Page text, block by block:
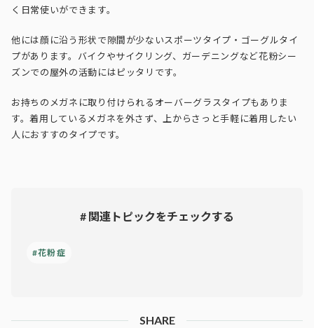
く日常使いができます。
他には顔に沿う形状で隙間が少ないスポーツタイプ・ゴーグルタイ
プがあります。バイクやサイクリング、ガーデニングなど花粉シー
ズンでの屋外の活動にはピッタリです。
お持ちのメガネに取り付けられるオーバーグラスタイプもありま
す。着用しているメガネを外さず、上からさっと手軽に着用したい
人におすすのタイプです。
# 関連トピックをチェックする
#花粉症
SHARE